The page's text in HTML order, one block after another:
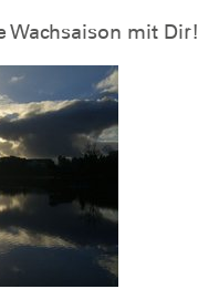
Wachsaison mit Dir!